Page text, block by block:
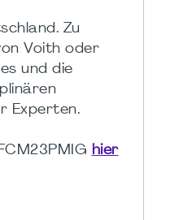
Zu
Voith oder
und die
Experten.
hier